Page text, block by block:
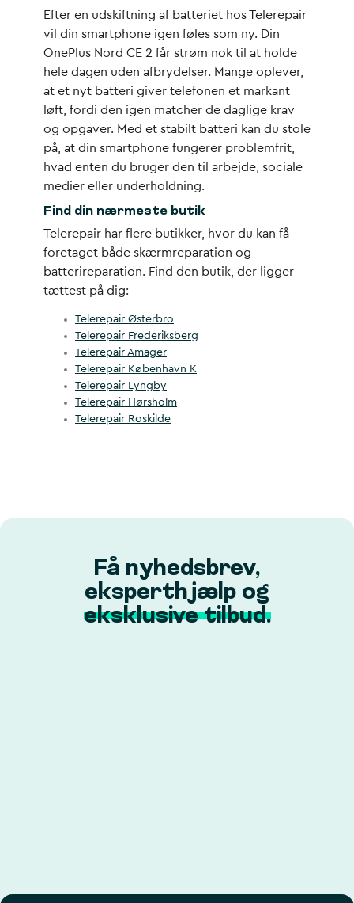
Efter en udskiftning af batteriet hos Telerepair
vil din smartphone igen føles som ny. Din
OnePlus Nord CE 2 får strøm nok til at holde
hele dagen uden afbrydelser. Mange oplever,
at et nyt batteri giver telefonen et markant
løft, fordi den igen matcher de daglige krav
og opgaver. Med et stabilt batteri kan du stole
på, at din smartphone fungerer problemfrit,
hvad enten du bruger den til arbejde, sociale
medier eller underholdning.
Find din nærmeste butik
Telerepair har flere butikker, hvor du kan få
foretaget både skærmreparation og
batterireparation. Find den butik, der ligger
tættest på dig:
Telerepair Østerbro
Telerepair Frederiksberg
Telerepair Amager
Telerepair København K
Telerepair Lyngby
Telerepair Hørsholm
Telerepair Roskilde
Få nyhedsbrev,
eksperthjælp og
eksklusive tilbud.